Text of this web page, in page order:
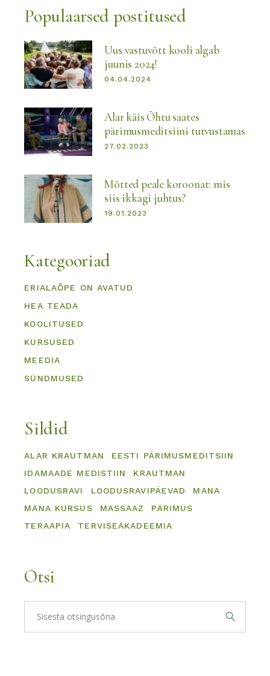
Populaarsed postitused
Uus vastuvõtt kooli algab
juunis 2024!
04.04.2024
Alar käis Õhtu saates
pärimusmeditsiini tutvustamas
27.02.2023
Mõtted peale koroonat: mis
siis ikkagi juhtus?
19.01.2023
Kategooriad
ERIALAÕPE ON AVATUD
HEA TEADA
KOOLITUSED
KURSUSED
MEEDIA
SÜNDMUSED
Sildid
ALAR KRAUTMAN
EESTI PÄRIMUSMEDITSIIN
IDAMAADE MEDISTIIN
KRAUTMAN
LOODUSRAVI
LOODUSRAVIPÄEVAD
MANA
MANA KURSUS
MASSAAZ
PÄRIMUS
TERAAPIA
TERVISEAKADEEMIA
Otsi
Otsi: